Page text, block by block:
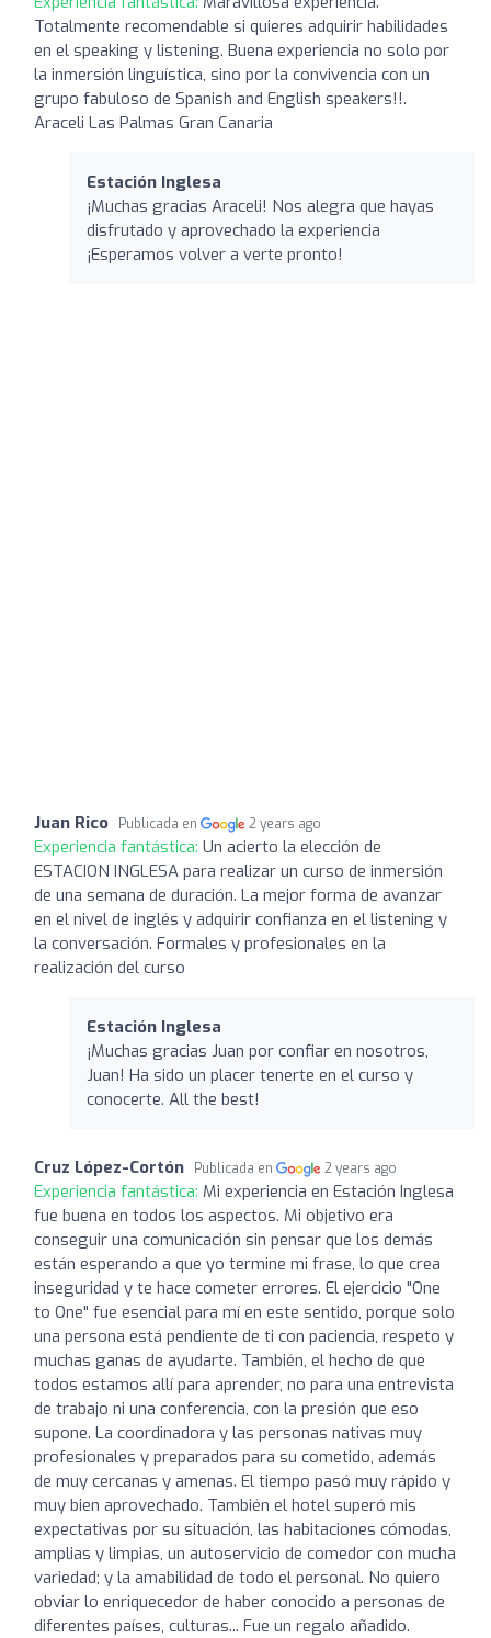
Totalmente recomendable si quieres adquirir habilidades
en el speaking y listening. Buena experiencia no solo por
la inmersión linguística, sino por la convivencia con un
grupo fabuloso de Spanish and English speakers!!.
Araceli Las Palmas Gran Canaria
Estación Inglesa
¡Muchas gracias Araceli! Nos alegra que hayas
disfrutado y aprovechado la experiencia
¡Esperamos volver a verte pronto!
Juan Rico Publicada en 2 years ago
Experiencia fantástica: Un acierto la elección de
ESTACION INGLESA para realizar un curso de inmersión
de una semana de duración. La mejor forma de avanzar
en el nivel de inglés y adquirir confianza en el listening y
la conversación. Formales y profesionales en la
realización del curso
Estación Inglesa
¡Muchas gracias Juan por confiar en nosotros,
Juan! Ha sido un placer tenerte en el curso y
conocerte. All the best!
Cruz López-Cortón Publicada en 2 years ago
Experiencia fantástica: Mi experiencia en Estación Inglesa
fue buena en todos los aspectos. Mi objetivo era
conseguir una comunicación sin pensar que los demás
están esperando a que yo termine mi frase, lo que crea
inseguridad y te hace cometer errores. El ejercicio "One
to One" fue esencial para mí en este sentido, porque solo
una persona está pendiente de ti con paciencia, respeto y
muchas ganas de ayudarte. También, el hecho de que
todos estamos allí para aprender, no para una entrevista
de trabajo ni una conferencia, con la presión que eso
supone. La coordinadora y las personas nativas muy
profesionales y preparados para su cometido, además
de muy cercanas y amenas. El tiempo pasó muy rápido y
muy bien aprovechado. También el hotel superó mis
expectativas por su situación, las habitaciones cómodas,
amplias y limpias, un autoservicio de comedor con mucha
variedad; y la amabilidad de todo el personal. No quiero
obviar lo enriquecedor de haber conocido a personas de
diferentes países, culturas... Fue un regalo añadido.